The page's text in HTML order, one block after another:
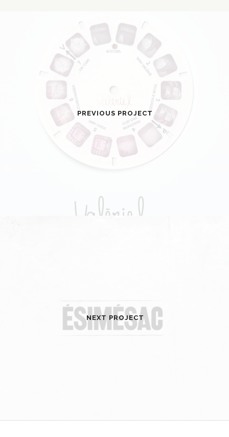
PREVIOUS PROJECT
NEXT PROJECT